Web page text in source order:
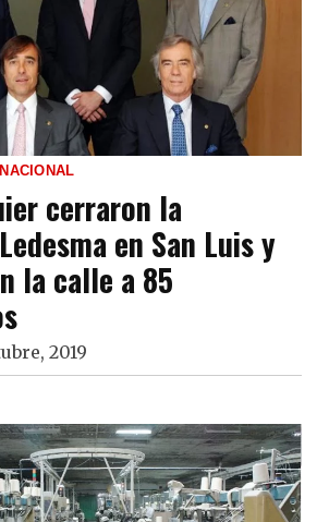
cerraron la
en San Luis y
la calle a 85
2019